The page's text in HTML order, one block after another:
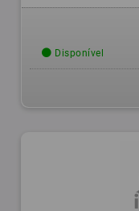
Disponível